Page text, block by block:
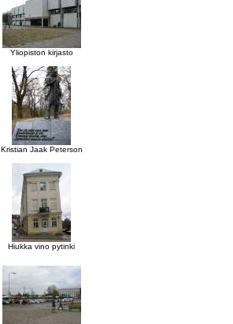
Yliopiston kirjasto
Kristian Jaak Peterson
Hiukka vino pytinki